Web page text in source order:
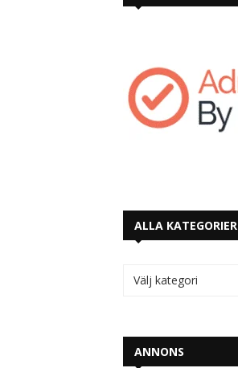
ALLA KATEGORIER
ANNONS